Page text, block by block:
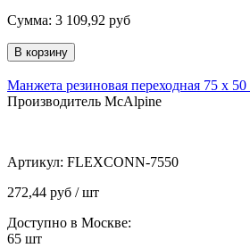
Сумма: 3 109,92 руб
Манжета резиновая переходная 75 х
Производитель McAlpine
Артикул: FLEXCONN-7550
272,44 руб / шт
Доступно в Москве:
65 шт